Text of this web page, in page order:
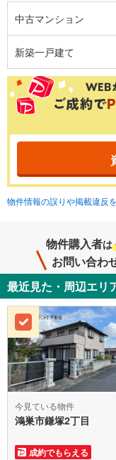
中古マンション
新築一戸建て
物件情報の誤りや掲載違反
物件購入者は
お問い合わ
最近見た・周辺エリ
今見ている物件
鴻巣市鎌塚2丁目
成約でもらえる